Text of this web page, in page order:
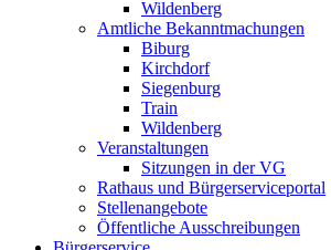
Wildenberg
Amtliche Bekanntmachungen
Biburg
Kirchdorf
Siegenburg
Train
Wildenberg
Veranstaltungen
Sitzungen in der VG
Rathaus und Bürgerserviceportal
Stellenangebote
Öffentliche Ausschreibungen